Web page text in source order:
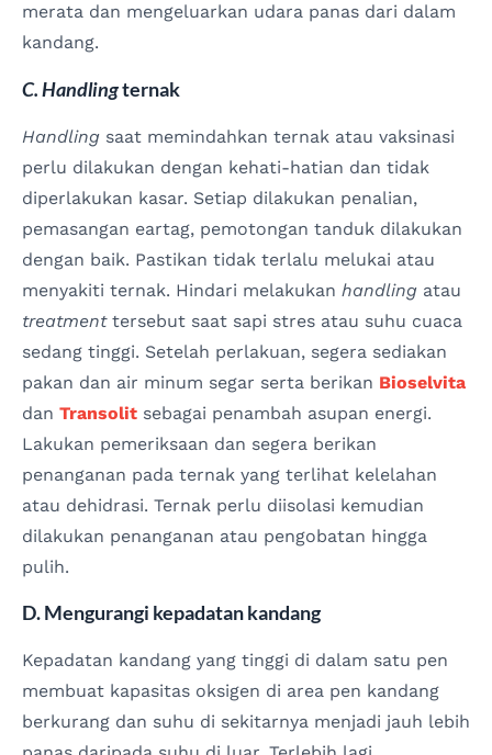
merata dan mengeluarkan udara panas dari dalam
kandang.
C. Handlingternak
Handling saat memindahkan ternak atau vaksinasi
perlu dilakukan dengan kehati-hatian dan tidak
diperlakukan kasar. Setiap dilakukan penalian,
pemasangan eartag, pemotongan tanduk dilakukan
dengan baik. Pastikan tidak terlalu melukai atau
menyakiti ternak. Hindari melakukan handling atau
treatment tersebut saat sapi stres atau suhu cuaca
sedang tinggi. Setelah perlakuan, segera sediakan
pakan dan air minum segar serta berikan Bioselvita
dan Transolit sebagai penambah asupan energi.
Lakukan pemeriksaan dan segera berikan
penanganan pada ternak yang terlihat kelelahan
atau dehidrasi. Ternak perlu diisolasi kemudian
dilakukan penanganan atau pengobatan hingga
pulih.
D. Mengurangi kepadatan kandang
Kepadatan kandang yang tinggi di dalam satu pen
membuat kapasitas oksigen di area pen kandang
berkurang dan suhu di sekitarnya menjadi jauh lebih